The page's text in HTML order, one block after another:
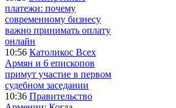
платежи: почему
современному бизнесу
важно принимать оплату
онлайн
10:56 Католикос Всех
Армян и 6 епископов
примут участие в первом
судебном заседании
10:36 Правительство